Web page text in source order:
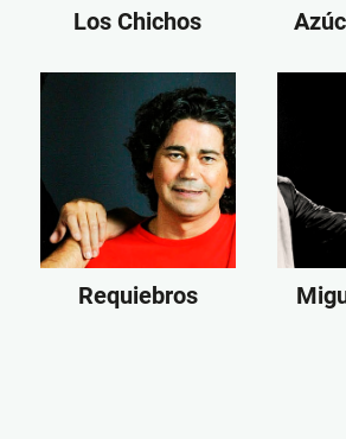
Los Chichos
Requiebros